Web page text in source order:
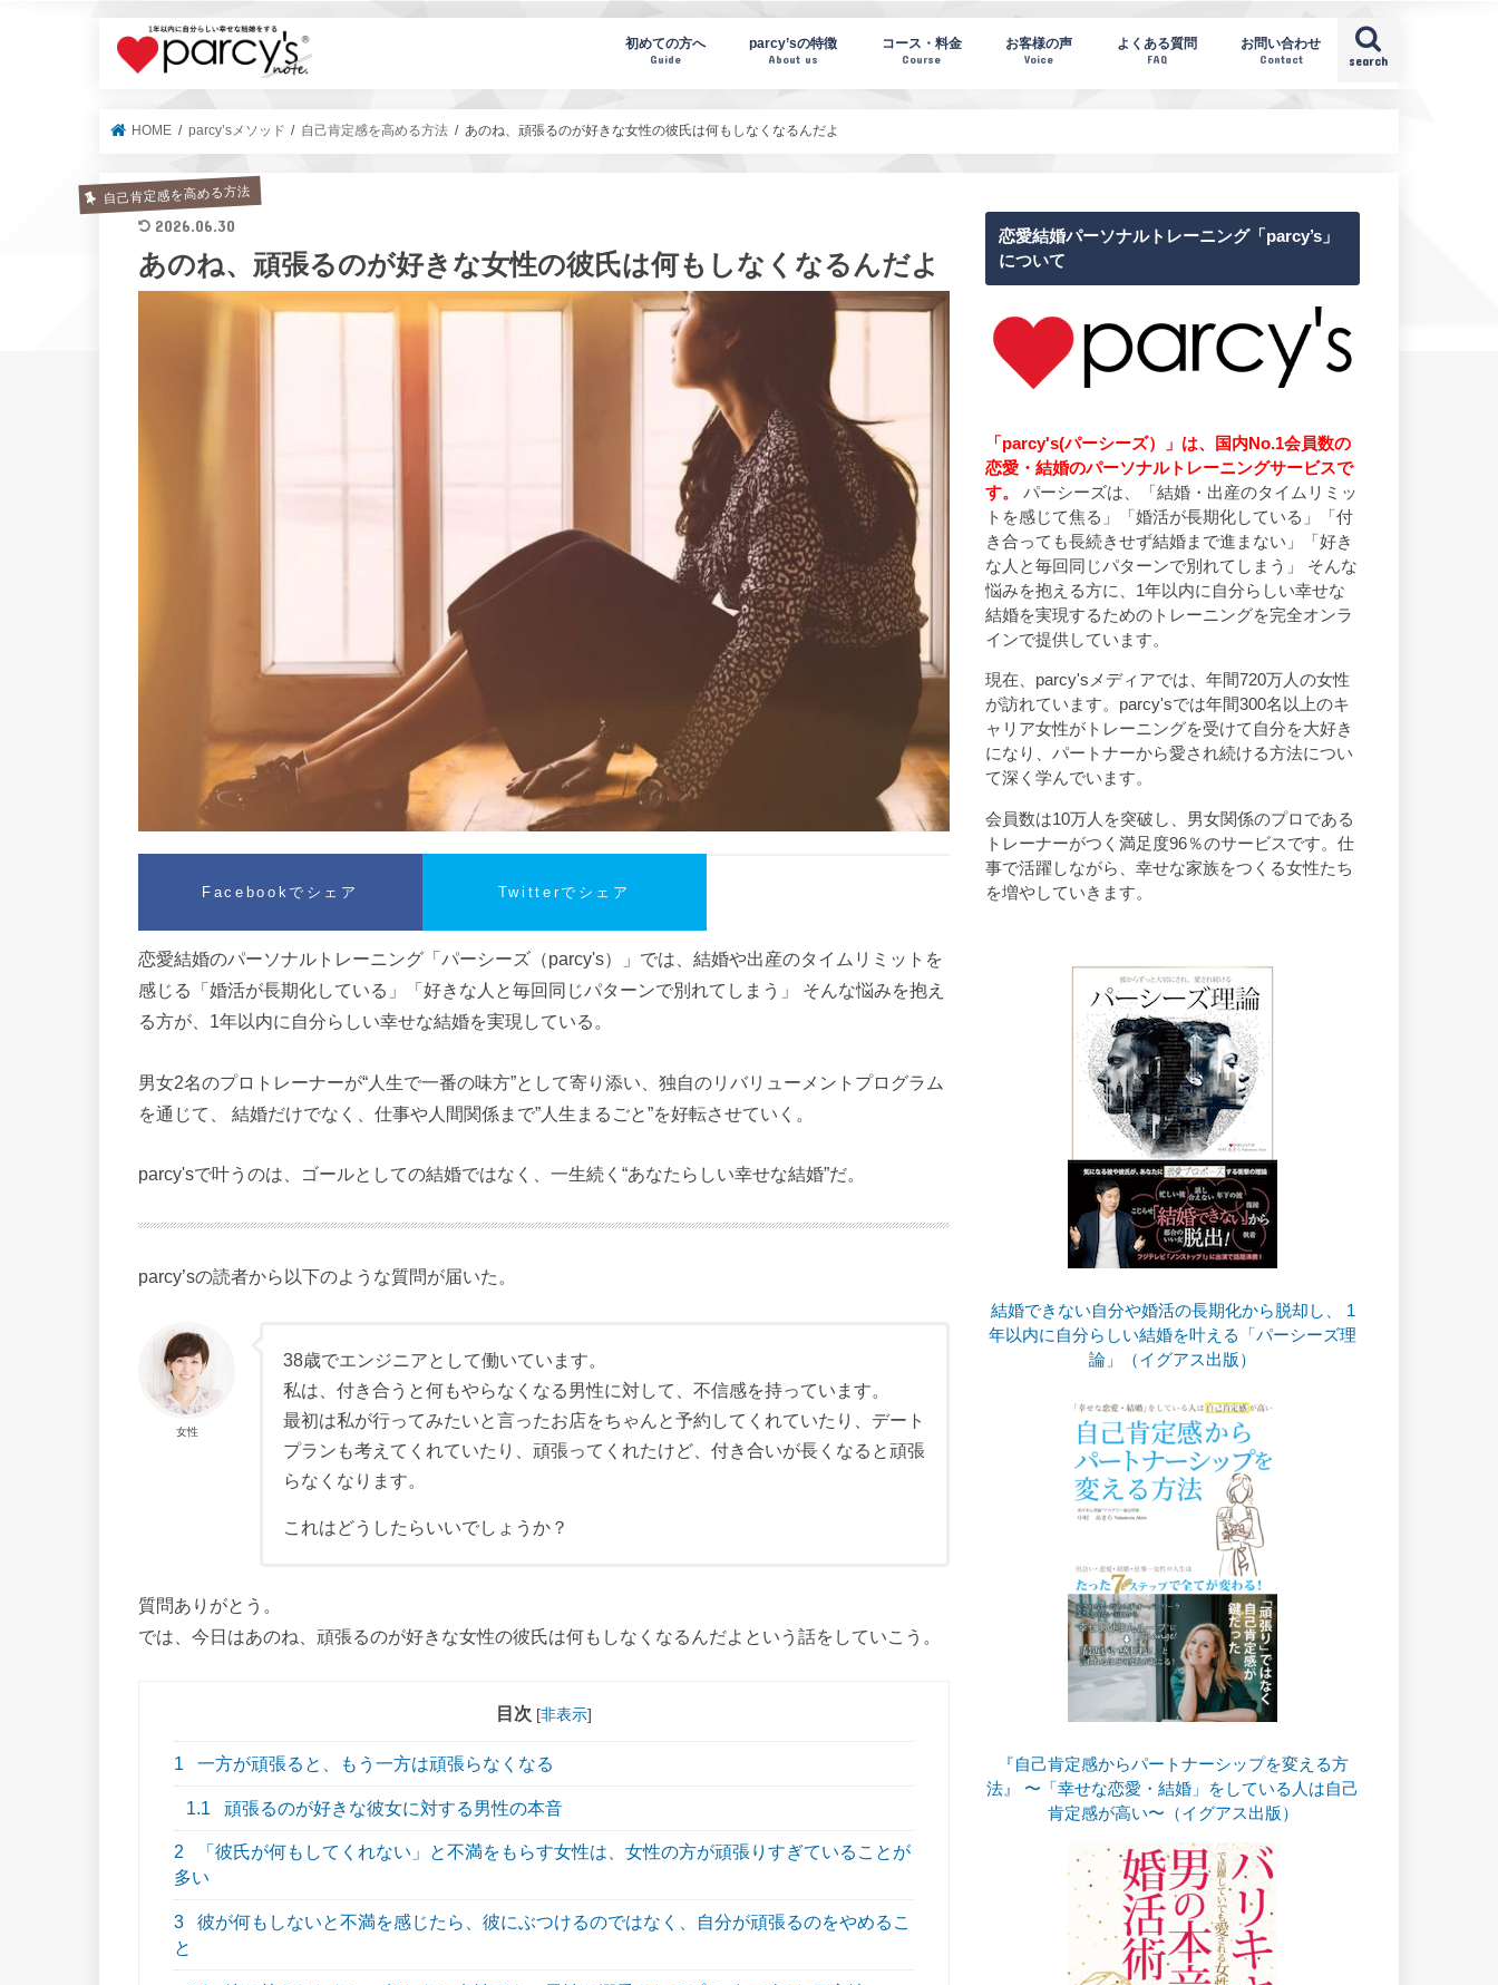
parcy's note(パーシーズノート) search
初めての方へ
Guide
parcy’sの特徴
About us
コース・料金
Course
お客様の声
Voice
よくある質問
FAQ
お問い合わせ
Contact
HOME parcy’sメソッド 自己肯定感を高める方法 あのね、頑張るのが好きな女性の彼氏は何もしなくなるんだよ
自己肯定感を高める方法
2026.06.30
あのね、頑張るのが好きな女性の彼氏は何もしなくなるんだよ
Facebookでシェア Twitterでシェア
恋愛結婚のパーソナルトレーニング「パーシーズ（parcy's）」では、結婚や出産のタイムリミットを
感じる「婚活が長期化している」「好きな人と毎回同じパターンで別れてしまう」 そんな悩みを抱え
る方が、1年以内に自分らしい幸せな結婚を実現している。
男女2名のプロトレーナーが“人生で一番の味方”として寄り添い、独自のリバリューメントプログラム
を通じて、 結婚だけでなく、仕事や人間関係まで”人生まるごと”を好転させていく。
parcy'sで叶うのは、ゴールとしての結婚ではなく、一生続く“あなたらしい幸せな結婚”だ。
parcy’sの読者から以下のような質問が届いた。
女性
38歳でエンジニアとして働いています。
私は、付き合うと何もやらなくなる男性に対して、不信感を持っています。
最初は私が行ってみたいと言ったお店をちゃんと予約してくれていたり、デート
プランも考えてくれていたり、頑張ってくれたけど、付き合いが長くなると頑張
らなくなります。
これはどうしたらいいでしょうか？
質問ありがとう。
では、今日はあのね、頑張るのが好きな女性の彼氏は何もしなくなるんだよという話をしていこう。
目次 [非表示]
1 一方が頑張ると、もう一方は頑張らなくなる
1.1 頑張るのが好きな彼女に対する男性の本音
2
「彼氏が何もしてくれない」と不満をもらす女性は、女性の方が頑張りすぎていることが
多い
3
彼が何もしないと不満を感じたら、彼にぶつけるのではなく、自分が頑張るのをやめるこ
と
恋愛結婚パーソナルトレーニング「parcy’s」
について
「parcy's(パーシーズ）」は、国内No.1会員数の
恋愛・結婚のパーソナルトレーニングサービスで
す。
パーシーズは、「結婚・出産のタイムリミッ
トを感じて焦る」「婚活が長期化している」「付
き合っても長続きせず結婚まで進まない」「好き
な人と毎回同じパターンで別れてしまう」 そんな
悩みを抱える方に、1年以内に自分らしい幸せな
結婚を実現するためのトレーニングを完全オンラ
インで提供しています。
現在、parcy'sメディアでは、年間720万人の女性
が訪れています。parcy'sでは年間300名以上のキ
ャリア女性がトレーニングを受けて自分を大好き
になり、パートナーから愛され続ける方法につい
て深く学んでいます。
会員数は10万人を突破し、男女関係のプロである
トレーナーがつく満足度96％のサービスです。仕
事で活躍しながら、幸せな家族をつくる女性たち
を増やしていきます。
結婚できない自分や婚活の長期化から脱却し、 1
年以内に自分らしい結婚を叶える「パーシーズ理
論」（イグアス出版）
『自己肯定感からパートナーシップを変える方
法』 〜「幸せな恋愛・結婚」をしている人は自己
肯定感が高い〜（イグアス出版）